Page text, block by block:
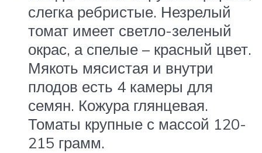
слегка ребристые. Незрелый
томат имеет светло-зеленый
окрас, а спелые – красный цвет.
Мякоть мясистая и внутри
плодов есть 4 камеры для
семян. Кожура глянцевая.
Томаты крупные с массой 120-
215 грамм.